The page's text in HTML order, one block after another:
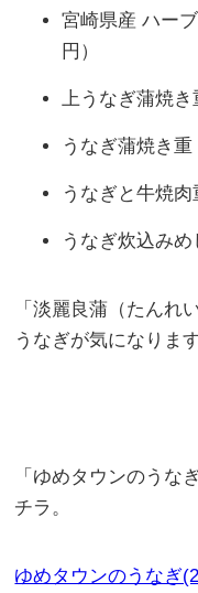
宮崎県産 ハー
円）
上うなぎ蒲焼き
うなぎ蒲焼き重
うなぎと牛焼肉
うなぎ炊込みめ
「淡麗良蒲（たんれ
うなぎが気になります
「ゆめタウンのうな
チラ。
ゆめタウンのうなぎ